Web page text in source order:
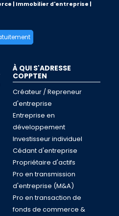
| Immobilier d'entreprise |
À QUI S'ADRESSE
COPPTEN
Créateur / Repreneur
d'entreprise
Entreprise en
développement
Investisseur individuel
Cédant d'entreprise
Propriétaire d'actifs
Pro en transmission
d'entreprise (M&A)
Pro en transaction de
fonds de commerce &